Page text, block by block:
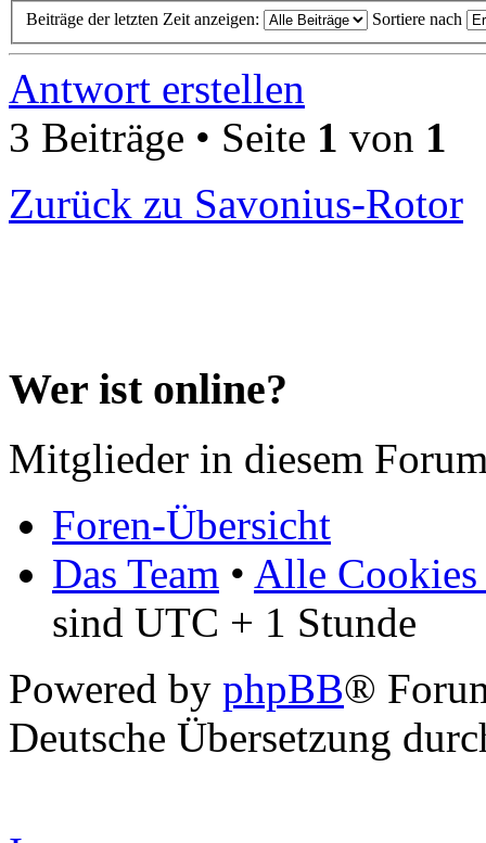
Beiträge der letzten Zeit anzeigen: Sortiere nach
Antwort erstellen
3 Beiträge • Seite 1 von 1
Zurück zu Savonius-Rotor
Wer ist online?
Mitglieder in diesem
Foren-Übersicht
Das Team • Alle Cookies
sind UTC + 1 Stunde
Powered by phpBB®
Deutsche Übersetzung